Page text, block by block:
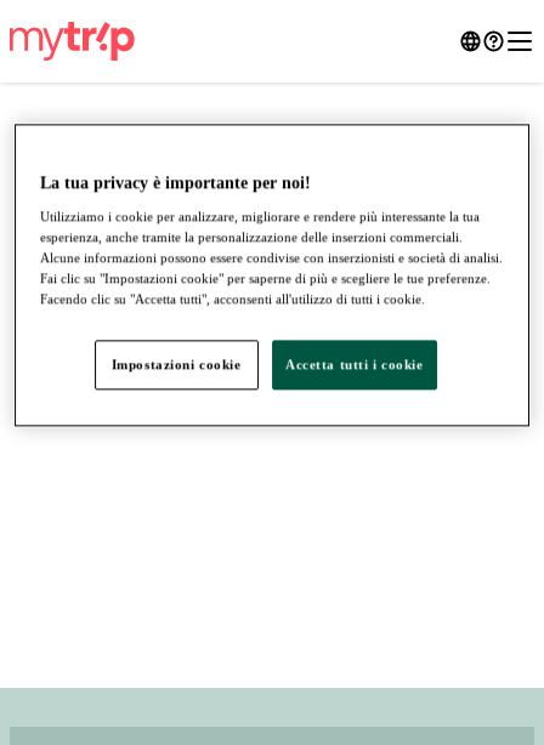
●●●
La tua privacy è importante per noi!
Utilizziamo i cookie per analizzare, migliorare e rendere più interessante la tua
esperienza, anche tramite la personalizzazione delle inserzioni commerciali.
Alcune informazioni possono essere condivise con inserzionisti e società di analisi.
Fai clic su "Impostazioni cookie" per saperne di più e scegliere le tue preferenze.
Facendo clic su "Accetta tutti", acconsenti all'utilizzo di tutti i cookie.
Impostazioni cookie Accetta tutti i cookie